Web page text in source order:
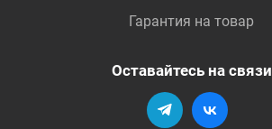
Гарантия на товар
Оставайтесь на связи